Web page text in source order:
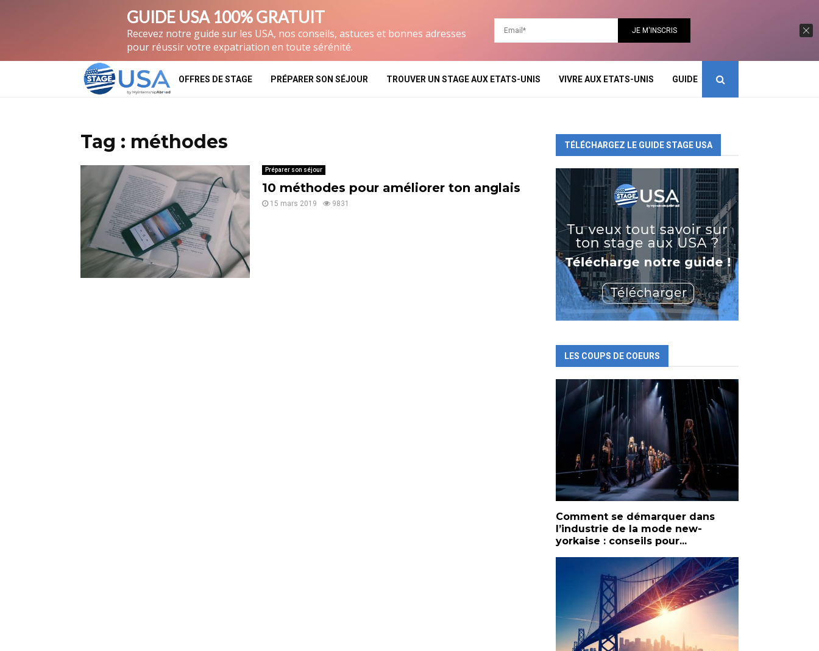
OFFRES DE STAGE PRÉPARER SON SÉJOUR TROUVER UN STAGE AUX ETATS-UNIS VIVRE AUX ETATS-UNIS GUIDE
Tag : méthodes
Préparer son séjour
10 méthodes pour améliorer ton anglais
15 mars 2019 9831
TÉLÉCHARGEZ LE GUIDE STAGE USA
LES COUPS DE COEURS
Comment se démarquer dans
l’industrie de la mode new-
yorkaise : conseils pour...
GUIDE USA 100% GRATUIT
Recevez notre guide sur les USA, nos conseils, astuces et bonnes adresses
pour réussir votre expatriation en toute sérénité.